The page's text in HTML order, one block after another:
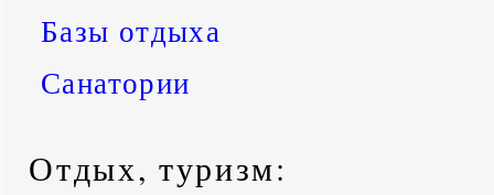
Базы отдыха
Санатории
Отдых, туризм: